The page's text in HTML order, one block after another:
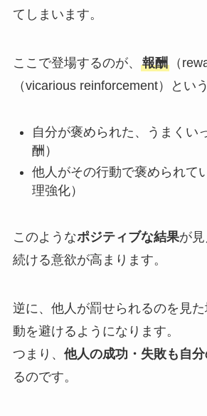
てしまいます。
ここで登場するのが、 報酬（
（vicarious reinforcement）とい
自分が褒められた、うまくい
酬）
他人がその行動で褒められて
理強化）
このようなポジティブな結果が
続ける意欲が高まります。
逆に、他人が罰せられるのを見
動を避けるようになります。
つまり、 他人の成功・失敗も自
るのです。